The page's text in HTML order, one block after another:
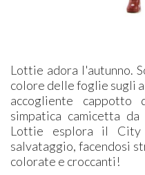
Lottie adora l'autunno.
colore delle foglie sugli
accogliente
simpatica camicetta
Lottie esplora il
salvataggio, facendosi
colorate e croccanti!